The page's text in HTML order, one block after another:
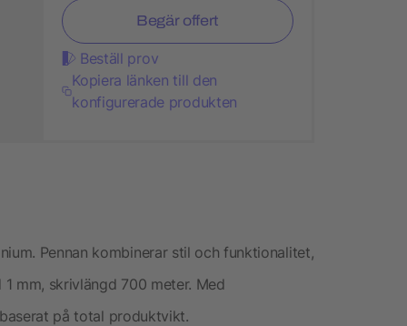
Begär offert
Beställ prov
Kopiera länken till den
konfigurerade produkten
Pennan kombinerar stil och funktionalitet,
mm, skrivlängd 700 meter. Med
på total produktvikt.